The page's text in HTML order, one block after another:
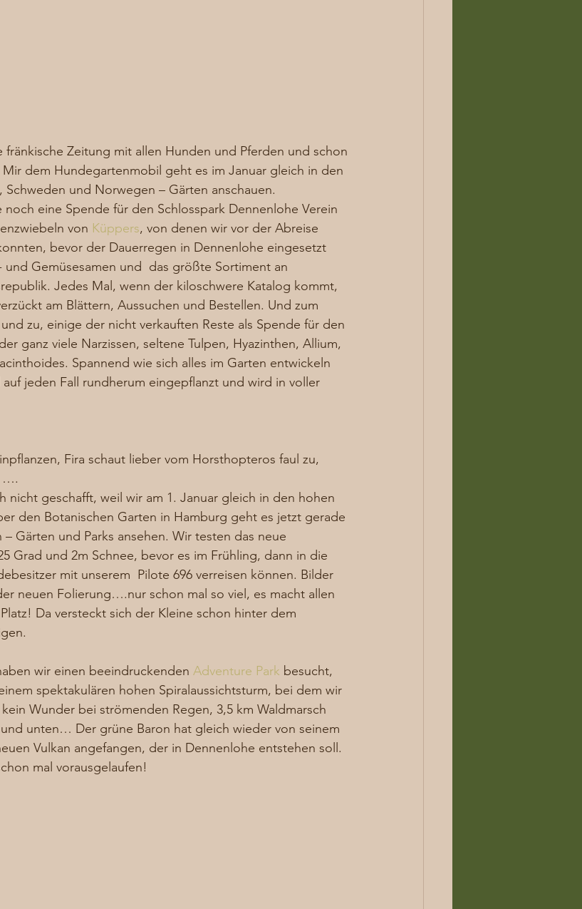
Zeitung mit allen Hunden und Pferden und schon
dem Hundegartenmobil geht es im Januar gleich in den
und Norwegen – Gärten anschauen.
eine Spende für den Schlosspark Dennenlohe Verein
von Küppers, von denen wir vor der Abreise
bevor der Dauerregen in Dennenlohe eingesetzt
und Gemüsesamen und  das größte Sortiment an
Jedes Mal, wenn der kiloschwere Katalog kommt,
am Blättern, Aussuchen und Bestellen. Und zum
zu, einige der nicht verkauften Reste als Spende für den
ganz viele Narzissen, seltene Tulpen, Hyazinthen, Allium,
Spannend wie sich alles im Garten entwickeln
jeden Fall rundherum eingepflanzt und wird in voller
Fira schaut lieber vom Horsthopteros faul zu,
….
nicht geschafft, weil wir am 1. Januar gleich in den hohen
den Botanischen Garten in Hamburg geht es jetzt gerade
Gärten und Parks ansehen. Wir testen das neue
Grad und 2m Schnee, bevor es im Frühling, dann in die
mit unserem  Pilote 696 verreisen können. Bilder
neuen Folierung….nur schon mal so viel, es macht allen
Da versteckt sich der Kleine schon hinter dem
wir einen beeindruckenden Adventure Park besucht,
spektakulären hohen Spiralaussichtsturm, bei dem wir
Wunder bei strömenden Regen, 3,5 km Waldmarsch
unten… Der grüne Baron hat gleich wieder von seinem
Vulkan angefangen, der in Dennenlohe entstehen soll.
mal vorausgelaufen!